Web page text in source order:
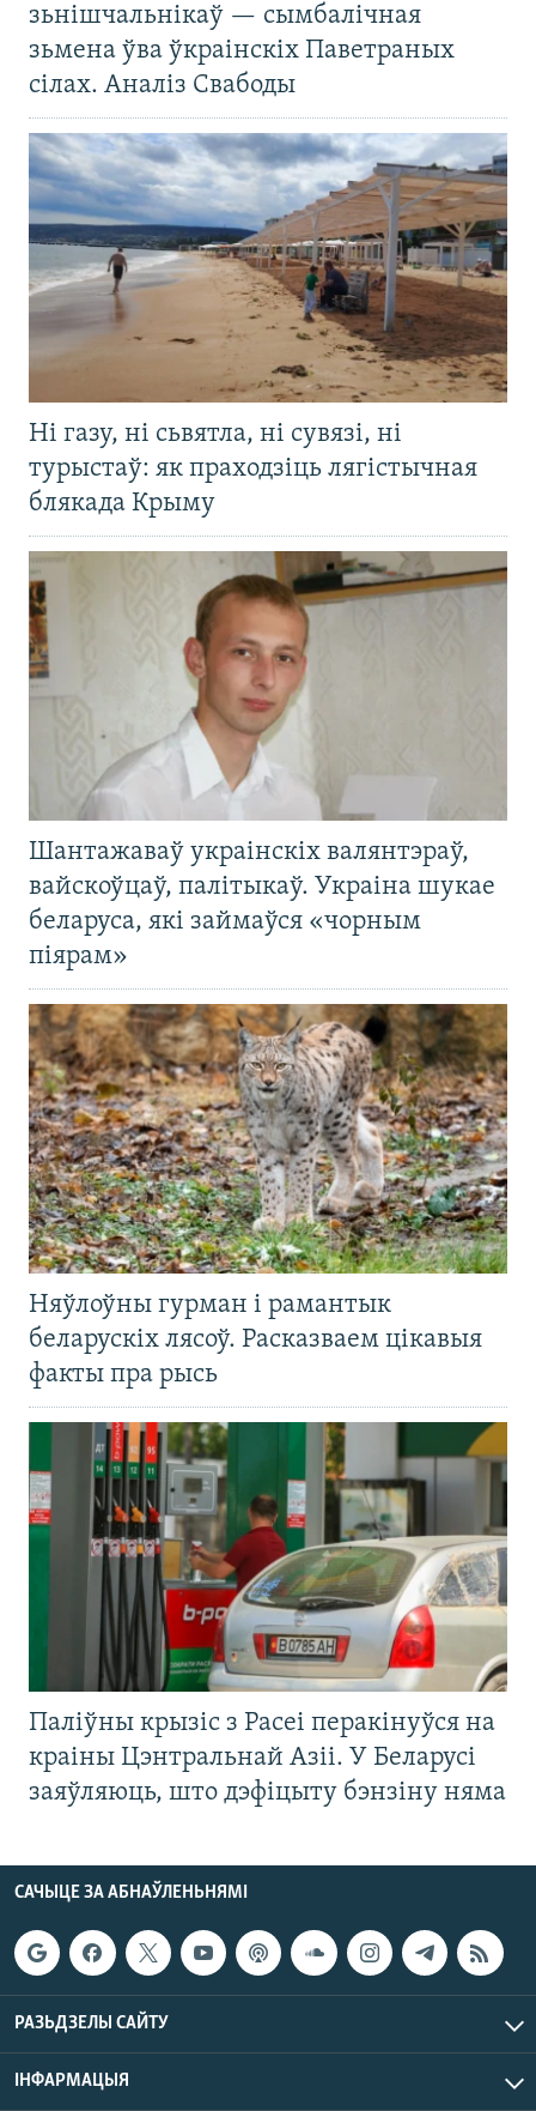
зьнішчальнікаў — сымбалічная
зьмена ўва ўкраінскіх Паветраных
сілах. Аналіз Свабоды
Ні газу, ні сьвятла, ні сувязі, ні
турыстаў: як праходзіць лягістычная
блякада Крыму
Шантажаваў украінскіх валянтэраў,
вайскоўцаў, палітыкаў. Украіна шукае
беларуса, які займаўся «чорным
піярам»
Няўлоўны гурман і рамантык
беларускіх лясоў. Расказваем цікавыя
факты пра рысь
Паліўны крызіс з Расеі перакінуўся на
краіны Цэнтральнай Азіі. У Беларусі
заяўляюць, што дэфіцыту бэнзіну няма
САЧЫЦЕ ЗА АБНАЎЛЕНЬНЯМІ
РАЗЬДЗЕЛЫ САЙТУ
ІНФАРМАЦЫЯ